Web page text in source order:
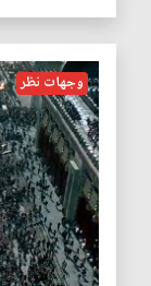
وجهات نظر